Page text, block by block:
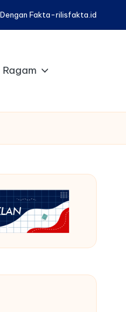
Fakta-rilisfakta.id
Ragam